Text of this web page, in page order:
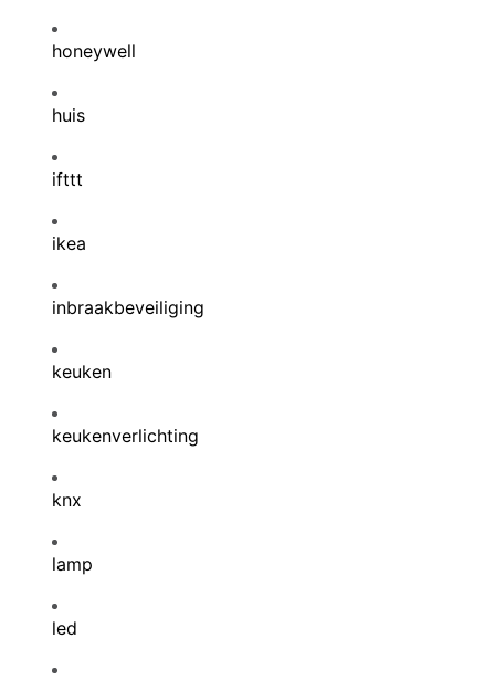
honeywell
huis
ifttt
ikea
inbraakbeveiliging
keuken
keukenverlichting
knx
lamp
led